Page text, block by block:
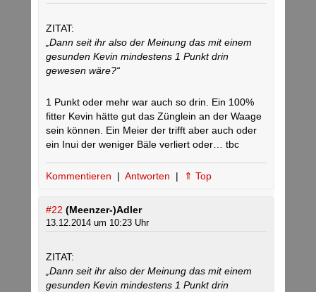
ZITAT:
„Dann seit ihr also der Meinung das mit einem
gesunden Kevin mindestens 1 Punkt drin
gewesen wäre?“
1 Punkt oder mehr war auch so drin. Ein 100%
fitter Kevin hätte gut das Zünglein an der Waage
sein können. Ein Meier der trifft aber auch oder
ein Inui der weniger Bäle verliert oder… tbc
Kommentieren | Antworten | ⇑ Top
#22 (Meenzer-)Adler
13.12.2014 um 10:23 Uhr
ZITAT:
„Dann seit ihr also der Meinung das mit einem
gesunden Kevin mindestens 1 Punkt drin